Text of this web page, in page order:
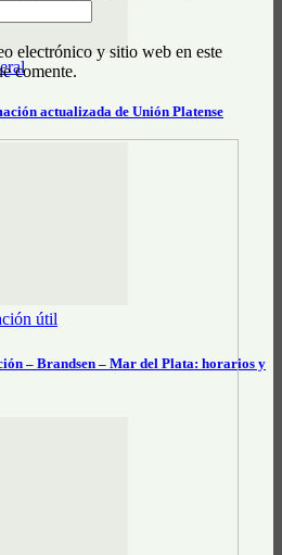
actualizada de Unión Platense
útil
– Brandsen – Mar del Plata: horarios y
electrónico y sitio web en este
comente.